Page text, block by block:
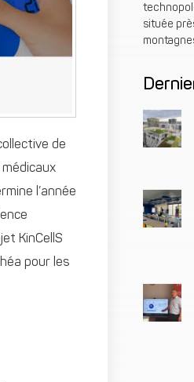
de
l’année
KinCellS
pour les
située